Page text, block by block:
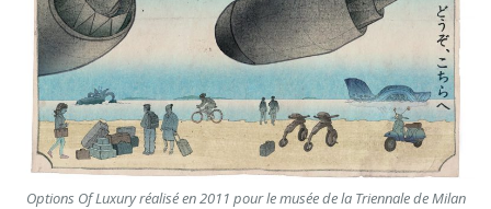
Options Of Luxury réalisé en 2011 pour le musée de la Triennale de Milan